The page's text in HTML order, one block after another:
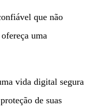
que não
uma
vida digital segura
de suas